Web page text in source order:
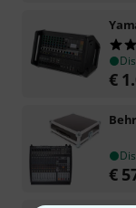
€
€